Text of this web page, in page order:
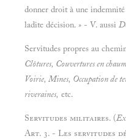
donner droit à une
ladite décision. » - V. aussi
Servitudes propres au
Clôtures, Couvertures en
Voirie, Mines, Occupation de
riveraines, etc.
Servitudes militaires. (
Art. 3. - Les servitudes